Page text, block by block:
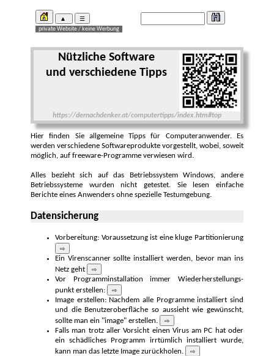
Nützliche Software
und verschiedene Tipps
https://dernachdenker.at/computertipps/index.htm#top
Hier finden Sie allgemeine Tipps für Computer­anwender. Es
werden verschie­dene Software­produkte vorge­stellt, wobei, soweit
möglich, auf free­ware-Pro­gramme ver­wiesen wird.
Alles bezieht sich auf das Betriebs­system Windows, andere
Betriebs­systeme wurden nicht ge­testet. Sie lesen einfache
Berichte eines Anwen­ders ohne spezielle Test­umgebung.
Datensicherung
Vorbereitung: Voraussetzung ist eine kluge Partitio­nierung
⇨
Ein Virenscanner sollte installiert werden, bevor man ins
Netz geht
⇨
Vor Programminstallation immer Wieder­herstellungs­
punkt erstellen:
⇨
Image erstellen: Nachdem alle Programme installiert sind
und die Benutzer­oberfläche so aussieht wie gewünscht,
sollte man ein "image" erstellen.
⇨
Falls man trotz aller Vorsicht einen Virus am PC hat oder
ein schäd­liches Programm irrtümlich installiert wurde,
kann man das letzte Image zurück­holen.
⇨